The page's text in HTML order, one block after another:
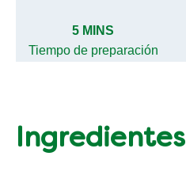
5 MINS
Tiempo de preparación
Ingredientes